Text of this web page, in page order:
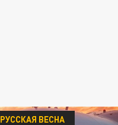
РУССКАЯ ВЕСНА